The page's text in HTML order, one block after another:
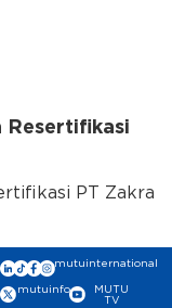
Resertifikasi
PT Zakra
mutuinternational
mutuinfo
MUTU
TV